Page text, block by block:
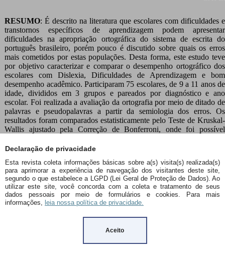
Declaração de privacidade
Esta revista coleta informações básicas sobre a(s) visita(s) realizada(s)
para aprimorar a experiência de navegação dos visitantes deste site,
segundo o que estabelece a LGPD (Lei Geral de Proteção de Dados). Ao
utilizar este site, você concorda com a coleta e tratamento de seus
dados pessoais por meio de formulários e cookies. Para mais
informações, leia nossa política de privacidade.
Aceito